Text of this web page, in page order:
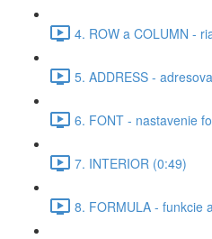
4. ROW a COLUMN -
5. ADDRESS -
6. FONT - nastavenie
7. INTERIOR (0:49)
8. FORMULA - funkcie